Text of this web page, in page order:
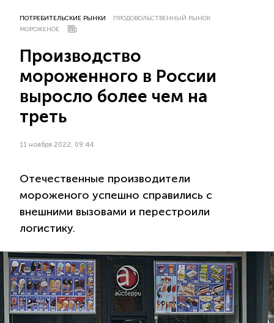
ПОТРЕБИТЕЛЬСКИЕ РЫНКИ
ПРОДОВОЛЬСТВЕННЫЙ РЫНОК
МОРОЖЕНОЕ
​Производство
мороженного в России
выросло более чем на
треть
11 ноября 2022, 09:44
Отечественные производители
мороженого успешно справились с
внешними вызовами и перестроили
логистику.